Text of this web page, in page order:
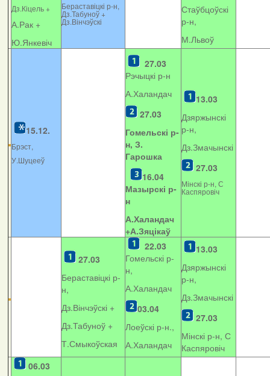
Дз.Кіцель +
А.Рак +
Ю.Янкевіч
Бераставіцкі р-н,
Дз.Табуноў +
Дз.Вінчэўскі
Стаўбцоўскі
р-н,
М.Львоў
15.12.
Брэст,
У.Шуцееў
27.03
Рэчыцкі р-н
А.Халандач
27.03
Гомельскі р-
н, З.
Гарошка
16.04
Мазырскі р-
н
А.Халандач
+А.Зяцікаў
13.03
Дзяржынскі
р-н,
Дз.Змачынскі
27.03
Мінскі р-н, С
Каспяровіч
27.03
Бераставіцкі р-
н,
Дз.Вінчэўскі +
Дз.Табуноў +
Т.Смыкоўская
22.03
Гомельскі р-
н,
А.Халандач
03.04
Лоеўскі р-н.,
А.Халандач
13.03
Дзяржынскі
р-н,
Дз.Змачынскі
27.03
Мінскі р-н, С
Каспяровіч
06.03